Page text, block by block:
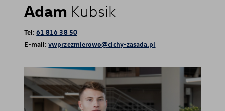
Adam Kubsik
Tel:61 816 38 50
E-mail:vwprzezmierowo@cichy-zasada.pl